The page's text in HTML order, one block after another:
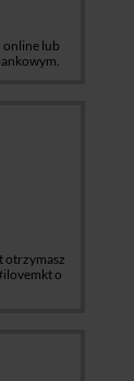
online lub
otrzymasz
o